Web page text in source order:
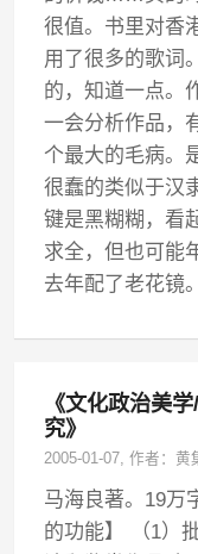
很值。书里对香
用了很多的歌词
的，知道一点。
一会分析作品，
个最大的毛病。
很蠢的类似于汉
键是黑糊糊，看
求全，但也可能
去年配了老花镜。
《文化政治美
究》
2005-01-07, 作者：黄
马海良著。19万
的功能】 （1）